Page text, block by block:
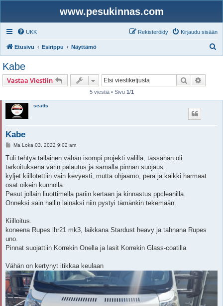
www.pesukinnas.com
UKK Kirjaudu sisään
Rekisteröidy
Etusivu Esirippu Näyttämö
Kabe
Vastaa Viestiin Etsi
5 viestiä • Sivu 1/1
seatts
Kabe
V
e
t
i
Ma Loka 03, 2022 9:02 am
Tuli tehtyä tällainen vähän isompi projekti välillä, tässähän oli
tarkoituksena värin palautus ja samalla pinnan suojaus.
kyljet kiillotettiin vain kevyesti, mutta ohjaamo, perä ja kaikki harmaat
osat oikein kunnolla.
Pesut jollain liuottimella pariin kertaan ja kinnastus ppcleanilla.
Onneksi sain hallin lainaksi niin pystyi tämänkin tekemään.
Kiilloitus.
koneena Rupes lhr21 mk3, laikkana Stardust heavy ja tahnana Rupes
uno.
Pinnat suojattiin Korrekin Onella ja lasit Korrekin Glass-coatilla
Vähän on kertynyt itikkaa keulaan